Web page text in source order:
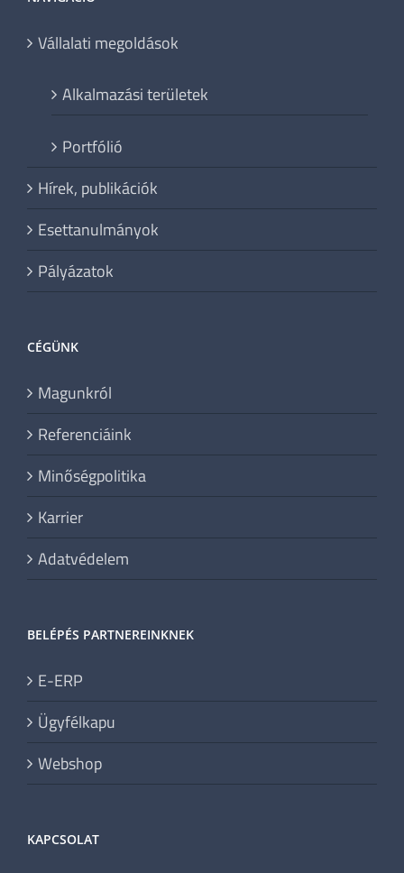
Vállalati megoldások
Alkalmazási területek
Portfólió
Hírek, publikációk
Esettanulmányok
Pályázatok
CÉGÜNK
Magunkról
Referenciáink
Minőségpolitika
Karrier
Adatvédelem
BELÉPÉS PARTNEREINKNEK
E-ERP
Ügyfélkapu
Webshop
KAPCSOLAT